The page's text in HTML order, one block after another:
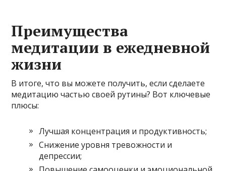
Преимущества
медитации в ежедневной
жизни
В итоге, что вы можете получить, если сделаете
медитацию частью своей рутины? Вот ключевые
плюсы:
Лучшая концентрация и продуктивность;
Снижение уровня тревожности и
депрессии;